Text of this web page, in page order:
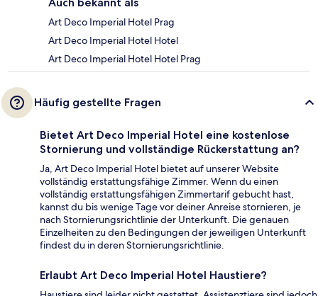
Art Deco Imperial Hotel Prag
Art Deco Imperial Hotel Hotel
Art Deco Imperial Hotel Hotel Prag
Häufig gestellte Fragen
Bietet Art Deco Imperial Hotel eine kostenlose
Stornierung und vollständige Rückerstattung an?
Ja, Art Deco Imperial Hotel bietet auf unserer Website
vollständig erstattungsfähige Zimmer. Wenn du einen
vollständig erstattungsfähigen Zimmertarif gebucht hast,
kannst du bis wenige Tage vor deiner Anreise stornieren, je
nach Stornierungsrichtlinie der Unterkunft. Die genauen
Einzelheiten zu den Bedingungen der jeweiligen Unterkunft
findest du in deren Stornierungsrichtlinie.
Erlaubt Art Deco Imperial Hotel Haustiere?